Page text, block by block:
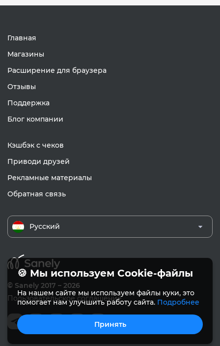
Главная
Магазины
Расширение для браузера
Отзывы
Поддержка
Блог компании
Кэшбэк с чеков
Приводи друзей
Рекламные материалы
Обратная связь
Русский
© Sanely 2017 – 2026
Пользовательское соглашение
🍪 Мы используем Cookie-файлы
На нашем сайте мы используем файлы куки, это
помогает нам улучшить работу сайта. Подробнее
Принять